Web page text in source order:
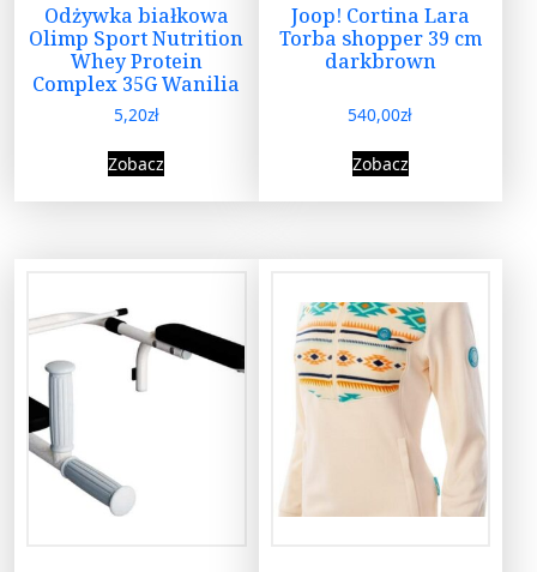
Odżywka białkowa
Olimp Sport Nutrition
Whey Protein
Complex 35G Wanilia
5,20zł
Zobacz
Joop! Cortina Lara
Torba shopper 39 cm
darkbrown
540,00zł
Zobacz